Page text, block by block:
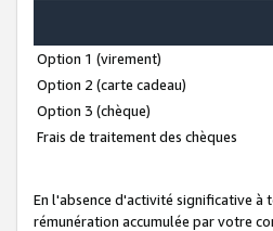
Option 1 (virement)
Option 2 (carte cadeau)
Option 3 (chèque)
Frais de traitement des chèques
En l'absence d'activité significative à
rémunération accumulée par votre